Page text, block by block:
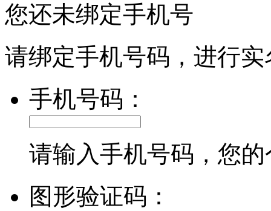
您还未绑定手机号
请绑定手机号码，进行
手机号码：
请输入手机号码，您
图形验证码：